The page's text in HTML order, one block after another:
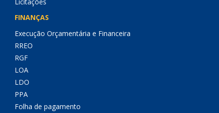
FINANÇAS
Execução Orçamentária e Financeira
RREO
RGF
LOA
LDO
PPA
Folha de pagamento